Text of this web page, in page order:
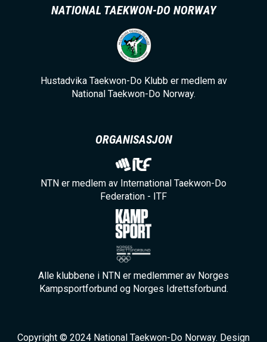
NATIONAL TAEKWON-DO NORWAY
Hustadvika Taekwon-Do Klubb er medlem av
National Taekwon-Do Norway.
ORGANISASJON
NTN er medlem av International Taekwon-Do
Federation - ITF
Alle klubbene i NTN er medlemmer av Norges
Kampsportforbund og Norges Idrettsforbund.
Copyright © 2024 National Taekwon-Do Norway. Design